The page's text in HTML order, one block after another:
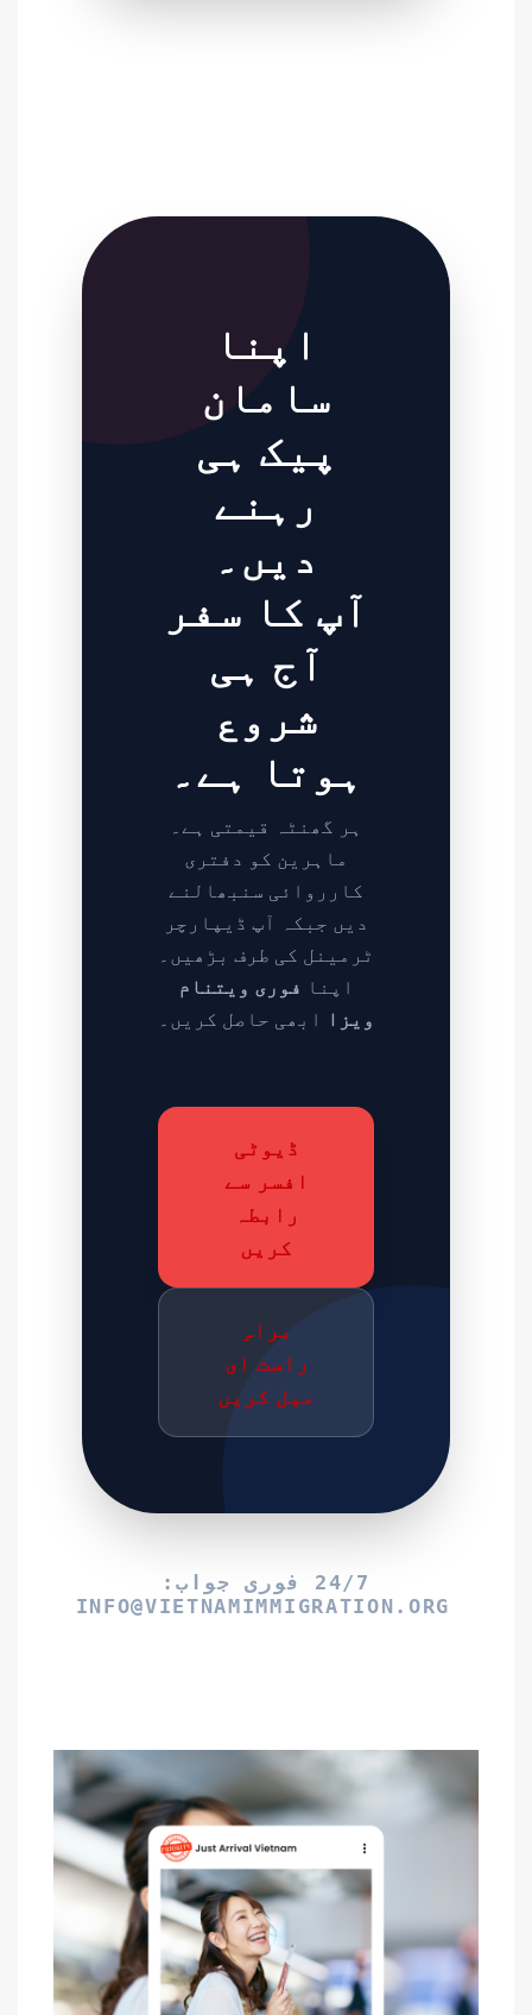
اپنا
سامان
پیک ہی
رہنے
دیں۔
آپ کا سفر
آج ہی
شروع
ہوتا ہے۔
ہر گھنٹہ قیمتی ہے۔
ماہرین کو دفتری
کارروائی سنبھالنے
دیں جبکہ آپ ڈیپارچر
ٹرمینل کی طرف بڑھیں۔
اپنا فوری ویتنام
ویزا ابھی حاصل کریں۔
ڈیوٹی
افسر سے
رابطہ
کریں
براہِ
راست ای
میل کریں
24/7 فوری جواب:
INFO@VIETNAMIMMIGRATION.ORG